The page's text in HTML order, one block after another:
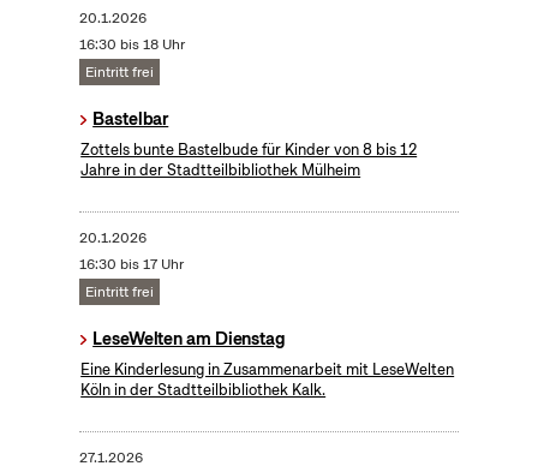
20.1.2026
16:30 bis 18 Uhr
Eintritt frei
Bastelbar
Zottels bunte Bastelbude für Kinder von 8 bis 12
Jahre in der Stadtteilbibliothek Mülheim
20.1.2026
16:30 bis 17 Uhr
Eintritt frei
LeseWelten am Dienstag
Eine Kinderlesung in Zusammenarbeit mit LeseWelten
Köln in der Stadtteilbibliothek Kalk.
27.1.2026